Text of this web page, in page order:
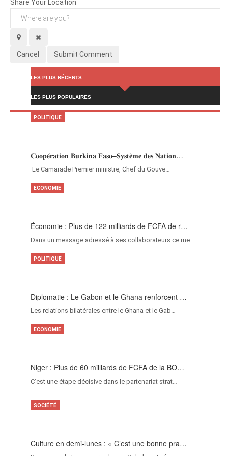
Share Your Location
Cancel Submit Comment
LES PLUS RÉCENTS
LES PLUS POPULAIRES
𝐂𝐨𝐨𝐩𝐞́𝐫𝐚𝐭𝐢𝐨𝐧 𝐁𝐮𝐫𝐤𝐢𝐧𝐚 𝐅𝐚𝐬𝐨–𝐒𝐲𝐬𝐭𝐞̀𝐦𝐞 𝐝𝐞𝐬 𝐍𝐚𝐭𝐢𝐨𝐧…
‎Le Camarade Premier ministre, Chef du Gouve…
POLITIQUE
Économie : Plus de 122 milliards de FCFA de r…
Dans un message adressé à ses collaborateurs ce me…
ECONOMIE
Diplomatie : Le Gabon et le Ghana renforcent …
Les relations bilatérales entre le Ghana et le Gab…
POLITIQUE
Niger : Plus de 60 milliards de FCFA de la BO…
C’est une étape décisive dans le partenariat strat…
ECONOMIE
Culture en demi-lunes : « C’est une bonne pra…
SOCIÉTÉ